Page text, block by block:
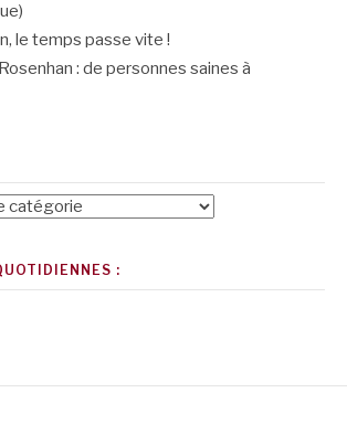
le temps passe vite !
: de personnes saines à
: